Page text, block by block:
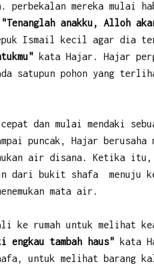
perbekalan mereka mulai
"Tenanglah anakku, Alloh
Ismail kecil agar dia
kata Hajar. Hajar
satupun pohon yang
dan mulai mendaki
puncak, Hajar
air disana. Ketika
dari bukit shafa menuju
mata air.
ke rumah untuk melihat
engkau tambah haus" kata
untuk melihat barang